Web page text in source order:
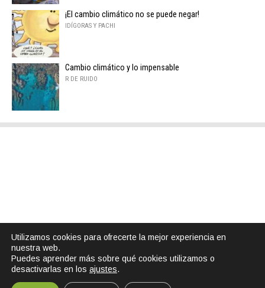
¡El cambio climático no se puede negar!
IDÍGORAS Y PACHI
Cambio climático y lo impensable
R DE RUIDO
Utilizamos cookies para ofrecerte la mejor experiencia en
nuestra web.
Puedes aprender más sobre qué cookies utilizamos o
desactivarlas en los ajustes.